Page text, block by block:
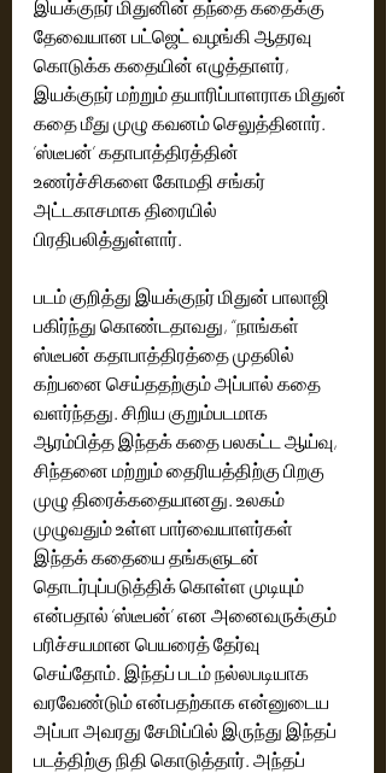
இயக்குநர் மிதுனின் தந்தை கதைக்கு
தேவையான பட்ஜெட் வழங்கி ஆதரவு
கொடுக்க கதையின் எழுத்தாளர்,
இயக்குநர் மற்றும் தயாரிப்பாளராக மிதுன்
கதை மீது முழு கவனம் செலுத்தினார்.
’ஸ்டீபன்’ கதாபாத்திரத்தின்
உணர்ச்சிகளை கோமதி சங்கர்
அட்டகாசமாக திரையில்
பிரதிபலித்துள்ளார்.
படம் குறித்து இயக்குநர் மிதுன் பாலாஜி
பகிர்ந்து கொண்டதாவது, “நாங்கள்
ஸ்டீபன் கதாபாத்திரத்தை முதலில்
கற்பனை செய்ததற்கும் அப்பால் கதை
வளர்ந்தது. சிறிய குறும்படமாக
ஆரம்பித்த இந்தக் கதை பலகட்ட ஆய்வு,
சிந்தனை மற்றும் தைரியத்திற்கு பிறகு
முழு திரைக்கதையானது. உலகம்
முழுவதும் உள்ள பார்வையாளர்கள்
இந்தக் கதையை தங்களுடன்
தொடர்புப்படுத்திக் கொள்ள முடியும்
என்பதால் ‘ஸ்டீபன்’ என அனைவருக்கும்
பரிச்சயமான பெயரைத் தேர்வு
செய்தோம். இந்தப் படம் நல்லபடியாக
வரவேண்டும் என்பதற்காக என்னுடைய
அப்பா அவரது சேமிப்பில் இருந்து இந்தப்
படத்திற்கு நிதி கொடுத்தார். அந்தப்